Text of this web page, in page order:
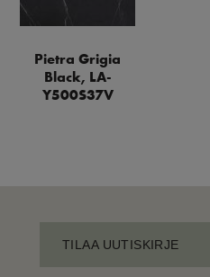
Pietra Grigia
Black, LA-
Y500S37V
TILAA UUTISKIRJE